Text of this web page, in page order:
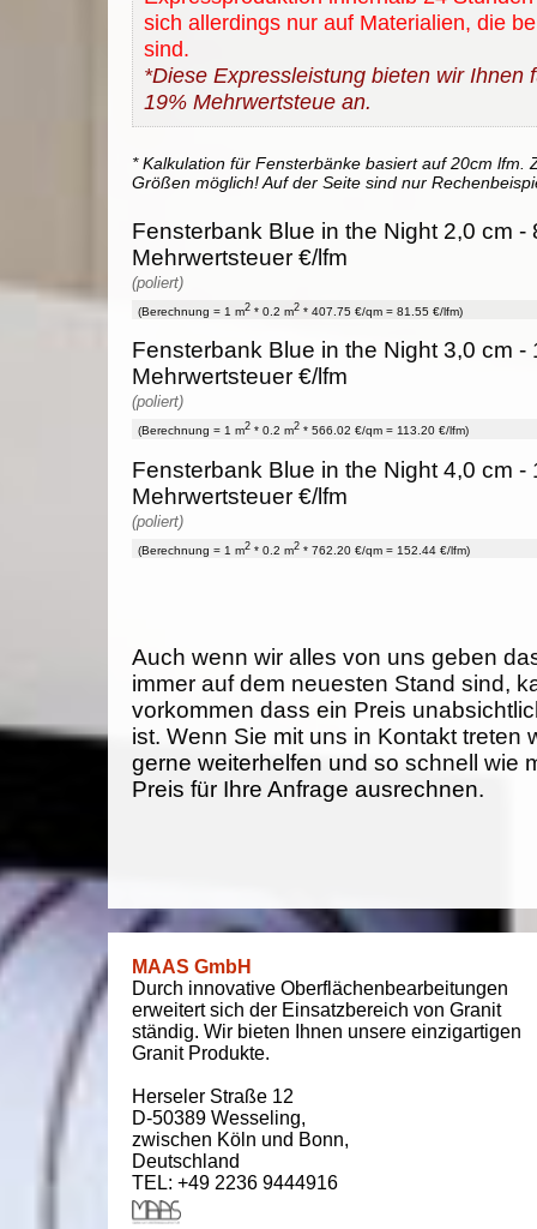
sich allerdings nur auf Materialien, die
sind.
*Diese Expressleistung bieten wir Ihnen
19% Mehrwertsteue an.
* Kalkulation für Fensterbänke basiert auf 20cm lfm.
Größen möglich! Auf der Seite sind nur
Fensterbank Blue in the Night 2,0 cm -
Mehrwertsteuer €/lfm
(poliert)
(Berechnung = 1 m2 * 0.2 m2 * 407.75 €/qm = 81.55 €/lfm)
Fensterbank Blue in the Night 3,0 cm -
Mehrwertsteuer €/lfm
(poliert)
(Berechnung = 1 m2 * 0.2 m2 * 566.02 €/qm = 113.20 €/lfm)
Fensterbank Blue in the Night 4,0 cm -
Mehrwertsteuer €/lfm
(poliert)
(Berechnung = 1 m2 * 0.2 m2 * 762.20 €/qm = 152.44 €/lfm)
Auch wenn wir alles von uns geben
immer auf dem neuesten Stand sind,
vorkommen dass ein Preis
ist. Wenn Sie mit uns in Kontakt treten
gerne weiterhelfen und so schnell wie
Preis für Ihre Anfrage ausrechnen.
MAAS GmbH
Durch innovative Oberflächenbearbeitungen
erweitert sich der Einsatzbereich von Granit
ständig. Wir bieten Ihnen unsere einzigartigen
Granit Produkte.
Herseler Straße 12
D-50389 Wesseling,
zwischen Köln und Bonn,
Deutschland
TEL: +49 2236 9444916